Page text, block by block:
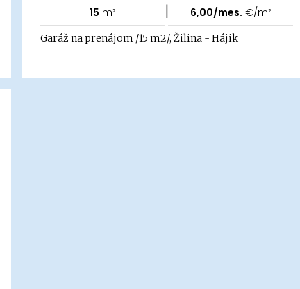
15 m² | 6,00/mes. €/m²
Garáž na prenájom /15 m2/, Žilina - Hájik